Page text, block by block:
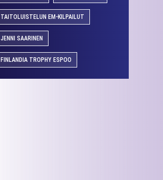
TAITOLUISTELUN EM-KILPAILUT
JENNI SAARINEN
FINLANDIA TROPHY ESPOO